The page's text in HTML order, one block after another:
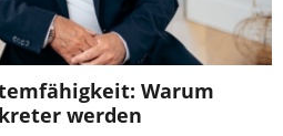
Warum
werden